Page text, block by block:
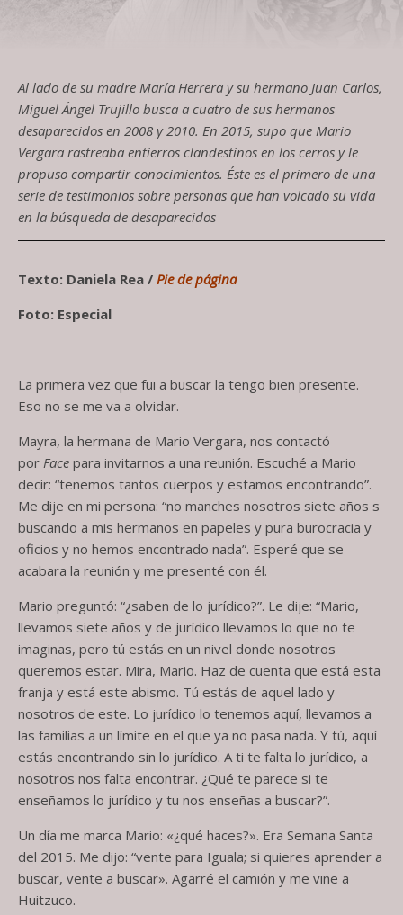
Al lado de su madre María Herrera y su hermano Juan Carlos,
Miguel Ángel Trujillo busca a cuatro de sus hermanos
desaparecidos en 2008 y 2010. En 2015, supo que Mario
Vergara rastreaba entierros clandestinos en los cerros y le
propuso compartir conocimientos. Éste es el primero de una
serie de testimonios sobre personas que han volcado su vida
en la búsqueda de desaparecidos
Texto: Daniela Rea / Pie de página
Foto: Especial
La primera vez que fui a buscar la tengo bien presente.
Eso no se me va a olvidar.
Mayra, la hermana de Mario Vergara, nos contactó
por Face para invitarnos a una reunión. Escuché a Mario
decir: “tenemos tantos cuerpos y estamos encontrando”.
Me dije en mi persona: “no manches nosotros siete años s
buscando a mis hermanos en papeles y pura burocracia y
oficios y no hemos encontrado nada”. Esperé que se
acabara la reunión y me presenté con él.
Mario preguntó: “¿saben de lo jurídico?”. Le dije: “Mario,
llevamos siete años y de jurídico llevamos lo que no te
imaginas, pero tú estás en un nivel donde nosotros
queremos estar. Mira, Mario. Haz de cuenta que está esta
franja y está este abismo. Tú estás de aquel lado y
nosotros de este. Lo jurídico lo tenemos aquí, llevamos a
las familias a un límite en el que ya no pasa nada. Y tú, aquí
estás encontrando sin lo jurídico. A ti te falta lo jurídico, a
nosotros nos falta encontrar. ¿Qué te parece si te
enseñamos lo jurídico y tu nos enseñas a buscar?”.
Un día me marca Mario: «¿qué haces?». Era Semana Santa
del 2015. Me dijo: “vente para Iguala; si quieres aprender a
buscar, vente a buscar». Agarré el camión y me vine a
Huitzuco.